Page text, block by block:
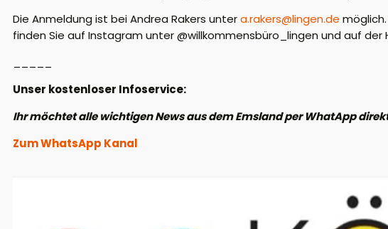
Die Anmeldung ist bei Andrea Rakers untera.rakers@lingen.de
finden Sie auf Instagram unter @willkommensbüro_lingen und auf der
Unser kostenloser Infoservice:
Ihr möchtet alle wichtigen News aus dem Emsland per WhatApp
Zum WhatsApp Kanal